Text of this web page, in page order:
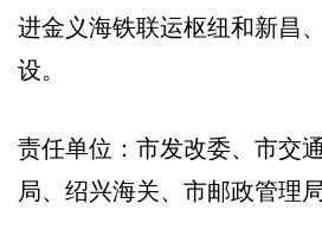
进金义海铁联运枢纽和新昌
设。
责任单位：市发改委、市交
局、绍兴海关、市邮政管理